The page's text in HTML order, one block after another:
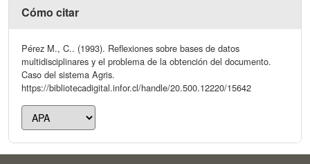
Cómo citar
Pérez M., C.. (1993). Reflexiones sobre bases de datos
multidisciplinares y el problema de la obtención del documento.
Caso del sistema Agris.
https://bibliotecadigital.infor.cl/handle/20.500.12220/15642